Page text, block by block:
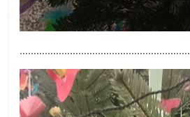
…………………………………………………….